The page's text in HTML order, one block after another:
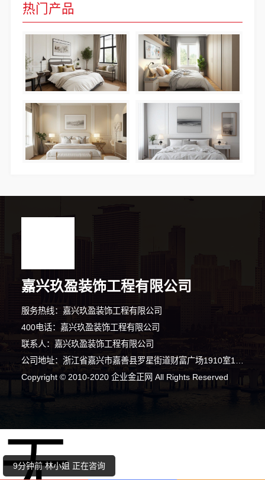
热门产品
嘉兴玖盈装饰工程有限公司
服务热线：嘉兴玖盈装饰工程有限公司
400电话：嘉兴玖盈装饰工程有限公司
联系人：嘉兴玖盈装饰工程有限公司
Copyright © 2010-2020 企业金正网 All Rights Reserved
9分钟前 李小姐 正在咨询
9分钟前 林小姐 正在咨询